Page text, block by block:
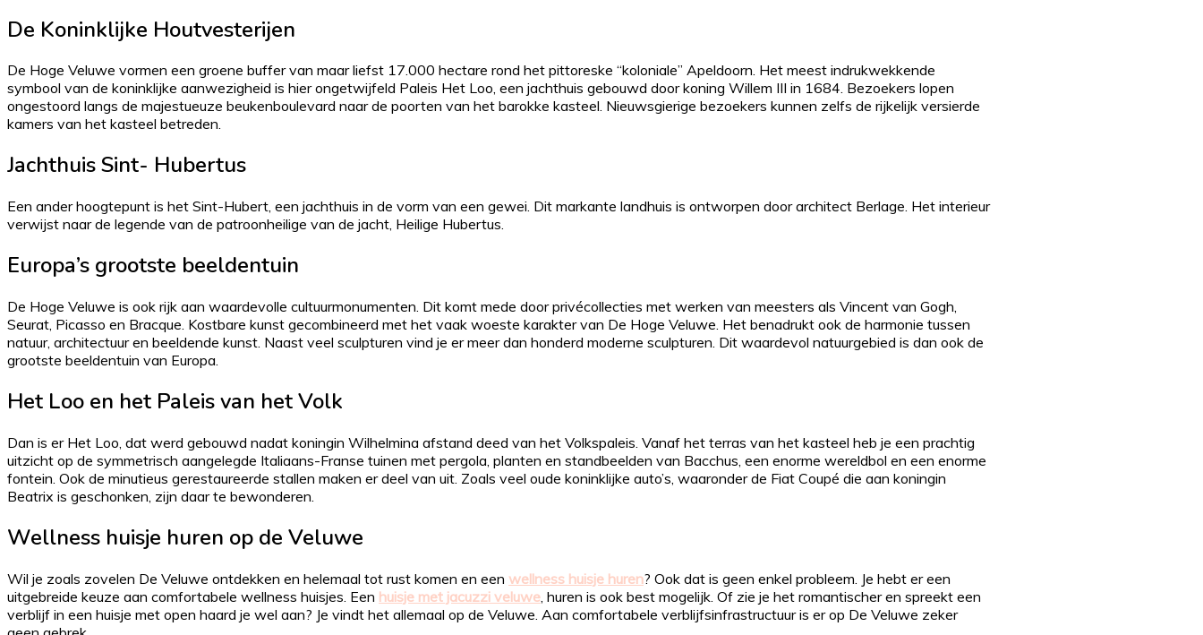
De Koninklijke Houtvesterijen
De Hoge Veluwe vormen een groene buffer van maar liefst 17.000 hectare rond het pittoreske “koloniale” Apeldoorn. Het meest indrukwekkende
symbool van de koninklijke aanwezigheid is hier ongetwijfeld Paleis Het Loo, een jachthuis gebouwd door koning Willem III in 1684. Bezoekers lopen
ongestoord langs de majestueuze beukenboulevard naar de poorten van het barokke kasteel. Nieuwsgierige bezoekers kunnen zelfs de rijkelijk versierde
kamers van het kasteel betreden.
Jachthuis Sint- Hubertus
Een ander hoogtepunt is het Sint-Hubert, een jachthuis in de vorm van een gewei. Dit markante landhuis is ontworpen door architect Berlage. Het interieur
verwijst naar de legende van de patroonheilige van de jacht, Heilige Hubertus.
Europa’s grootste beeldentuin
De Hoge Veluwe is ook rijk aan waardevolle cultuurmonumenten. Dit komt mede door privécollecties met werken van meesters als Vincent van Gogh,
Seurat, Picasso en Bracque. Kostbare kunst gecombineerd met het vaak woeste karakter van De Hoge Veluwe. Het benadrukt ook de harmonie tussen
natuur, architectuur en beeldende kunst. Naast veel sculpturen vind je er meer dan honderd moderne sculpturen. Dit waardevol natuurgebied is dan ook de
grootste beeldentuin van Europa.
Het Loo en het Paleis van het Volk
Dan is er Het Loo, dat werd gebouwd nadat koningin Wilhelmina afstand deed van het Volkspaleis. Vanaf het terras van het kasteel heb je een prachtig
uitzicht op de symmetrisch aangelegde Italiaans-Franse tuinen met pergola, planten en standbeelden van Bacchus, een enorme wereldbol en een enorme
fontein. Ook de minutieus gerestaureerde stallen maken er deel van uit. Zoals veel oude koninklijke auto’s, waaronder de Fiat Coupé die aan koningin
Beatrix is ​​geschonken, zijn daar te bewonderen.
Wellness huisje huren op de Veluwe
Wil je zoals zovelen De Veluwe ontdekken en helemaal tot rust komen en een wellness huisje huren? Ook dat is geen enkel probleem. Je hebt er een
uitgebreide keuze aan comfortabele wellness huisjes. Een huisje met jacuzzi veluwe , huren is ook best mogelijk. Of zie je het romantischer en spreekt een
verblijf in een huisje met open haard je wel aan? Je vindt het allemaal op de Veluwe. Aan comfortabele verblijfsinfrastructuur is er op De Veluwe zeker